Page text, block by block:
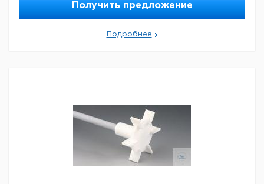
Страна происхождения: Германия
Получить предложение
Подробнее